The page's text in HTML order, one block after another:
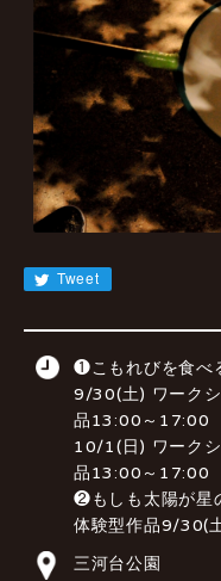
EN
KR
Tweet
❶こもれびを食べ
9/30(土) ワーク
品13:00～17:00
10/1(日) ワーク
品13:00～17:00
❷もしも太陽が星
体験型作品9/30(
三河台公園